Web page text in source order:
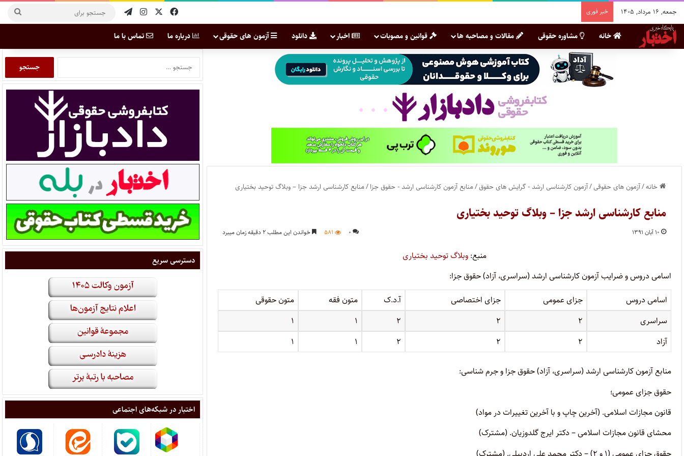
جمعه, ۱۶ مرداد, ۱۴۰۵ خبر فوری
خانه مشاوره حقوقی مقالات و مصاحبه ها قوانین و مصوبات اخبار دانلود آزمون های حقوقی درباره ما تماس با ما
خانه/آزمون های حقوقی/آزمون کارشناسی ارشد - گرایش های حقوق/منابع آزمون کارشناسی ارشد - حقوق جزا/منابع کارشناسی ارشد جزا – وبلاگ توحید بختیاری
منابع کارشناسی ارشد جزا – وبلاگ توحید بختیاری
۱۰ آبان ۱۳۹۱ ۰ ۵۸۱ خواندن این مطلب ۲ دقیقه زمان میبرد
منبع:وبلاگ توحید بختیاری
اسامی دروس و ضرایب آزمون کارشناسی ارشد (سراسری، آزاد) حقوق جزا:
اسامی دروس
جزای عمومی جزای اختصاصی آ.د.ک متون فقه
متون حقوقی
سراسری
۲ ۲ ۲ ۱
۱
آزاد
۲ ۲ ۲ ۱ ۱
منابع آزمون کارشناسی ارشد (سراسری، آزاد) حقوق جزا و جرم شناسی:
حقوق جزای عمومی؛
قانون مجازات اسلامی. (آخرین چاپ و با آخرین تغییرات در مواد)
محشای قانون مجازات اسلامی – دکتر ایرج گلدوزیان. (مشترک)
دسترسی سریع
اختبار در شبکه‌های اجتماعی